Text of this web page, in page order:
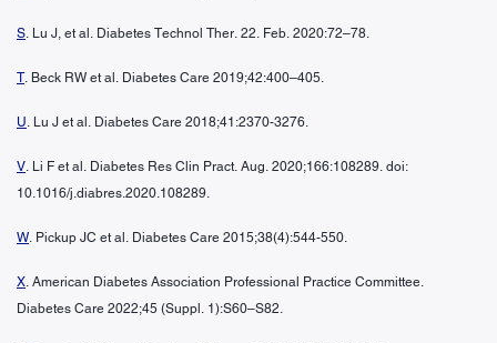
S. Lu J, et al. Diabetes Technol Ther. 22. Feb. 2020:72–78.
T. Beck RW et al. Diabetes Care 2019;42:400–405.
U. Lu J et al. Diabetes Care 2018;41:2370-3276.
V. Li F et al. Diabetes Res Clin Pract. Aug. 2020;166:108289. doi:
10.1016/j.diabres.2020.108289.
W. Pickup JC et al. Diabetes Care 2015;38(4):544-550.
X. American Diabetes Association Professional Practice Committee.
Diabetes Care 2022;45 (Suppl. 1):S60–S82.